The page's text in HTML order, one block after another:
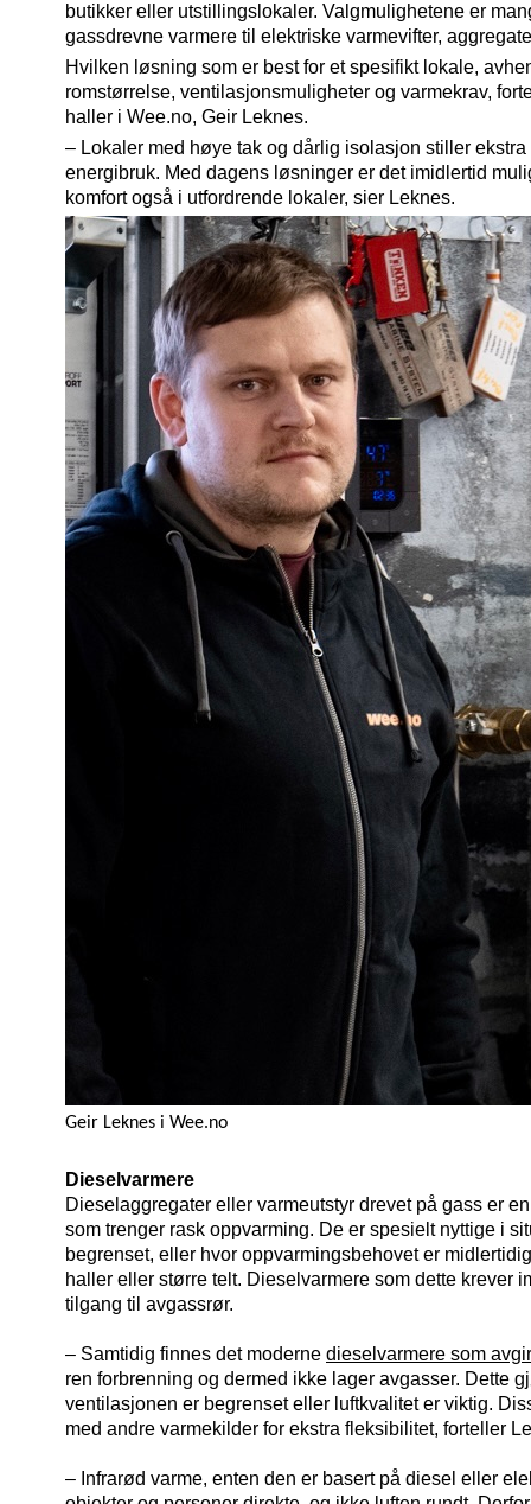
butikker eller utstillingslokaler. Valgmulighetene er
gassdrevne varmere til elektriske varmevifter,
Hvilken løsning som er best for et spesifikt lokale,
romstørrelse, ventilasjonsmuligheter og varmekrav,
haller i Wee.no, Geir Leknes.
– Lokaler med høye tak og dårlig isolasjon stiller
energibruk. Med dagens løsninger er det imidlertid
komfort også i utfordrende lokaler, sier Leknes.
Geir Leknes i Wee.no
Dieselvarmere
Dieselaggregater eller varmeutstyr drevet på gass er
som trenger rask oppvarming. De er spesielt nyttige i
begrenset, eller hvor oppvarmingsbehovet er
haller eller større telt. Dieselvarmere som dette krever
tilgang til avgassrør.
– Samtidig finnes det moderne dieselvarmere som
ren forbrenning og dermed ikke lager avgasser. Dette
ventilasjonen er begrenset eller luftkvalitet er viktig.
med andre varmekilder for ekstra fleksibilitet, forteller
– Infrarød varme, enten den er basert på diesel eller